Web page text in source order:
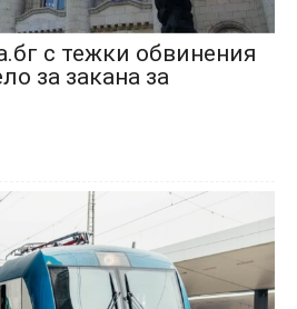
с тежки обвинения
за закана за